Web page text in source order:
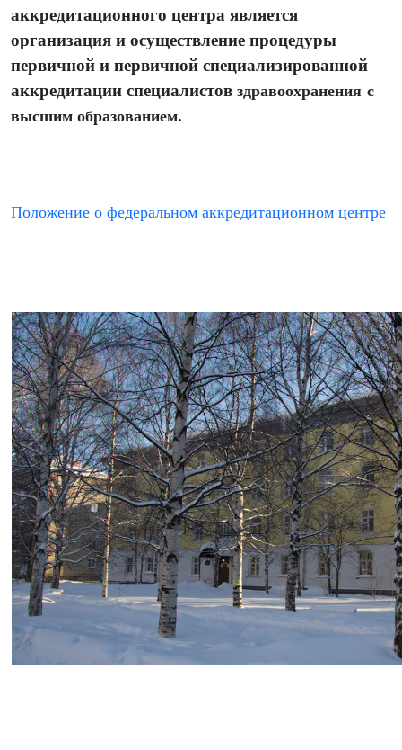
аккредитационного центра является
организация и осуществление процедуры
первичной и первичной специализированной
аккредитации специалистов здравоохранения с
высшим образованием.
Положение о федеральном аккредитационном центре